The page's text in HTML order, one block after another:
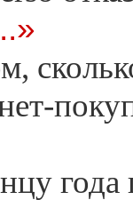
года